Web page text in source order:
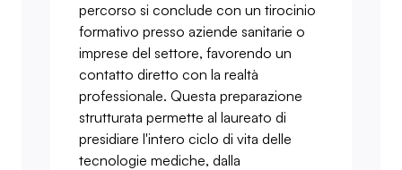
percorso si conclude con un tirocinio
formativo presso aziende sanitarie o
imprese del settore, favorendo un
contatto diretto con la realtà
professionale. Questa preparazione
strutturata permette al laureato di
presidiare l'intero ciclo di vita delle
tecnologie mediche, dalla